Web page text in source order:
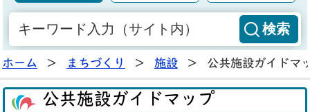
ホーム > まちづくり > 施設 > 公共施設ガイドマ
公共施設ガイドマップ